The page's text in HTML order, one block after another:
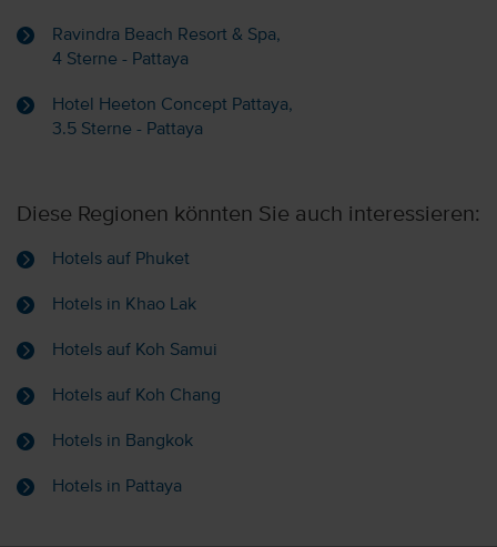
Ravindra Beach Resort & Spa,
4 Sterne - Pattaya
Hotel Heeton Concept Pattaya,
3.5 Sterne - Pattaya
Diese Regionen könnten Sie auch interessieren:
Hotels auf Phuket
Hotels in Khao Lak
Hotels auf Koh Samui
Hotels auf Koh Chang
Hotels in Bangkok
Hotels in Pattaya